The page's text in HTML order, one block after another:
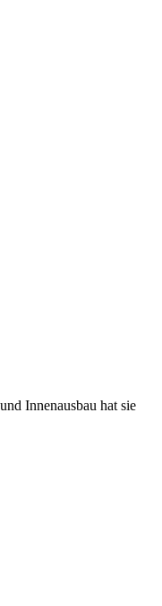
Innenausbau hat sie